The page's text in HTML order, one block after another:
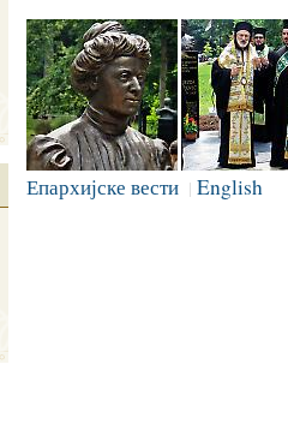
Епархијске вести | English